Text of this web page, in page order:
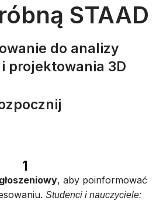
STAAD
do analizy
projektowania 3D
1
, aby poinformować
Studenci i nauczyciele: